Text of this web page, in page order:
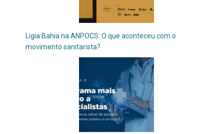
Ligia Bahia na ANPOCS: O que aconteceu com o
movimento sanitarista?